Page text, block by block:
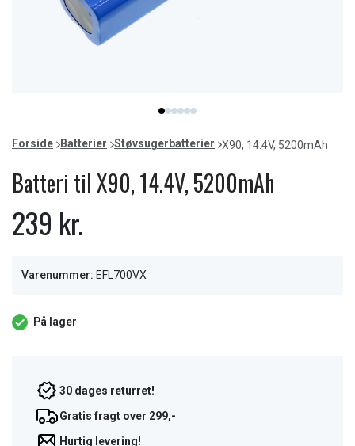
item
0
item
1
item
2
item
3
item
4
item
5
of
Forside Batterier Støvsugerbatterier X90, 14.4V, 5200mAh
Batteri til X90, 14.4V, 5200mAh
239 kr.
Varenummer: EFL700VX
På lager
30 dages returret!
Gratis fragt over 299,-
Hurtig levering!